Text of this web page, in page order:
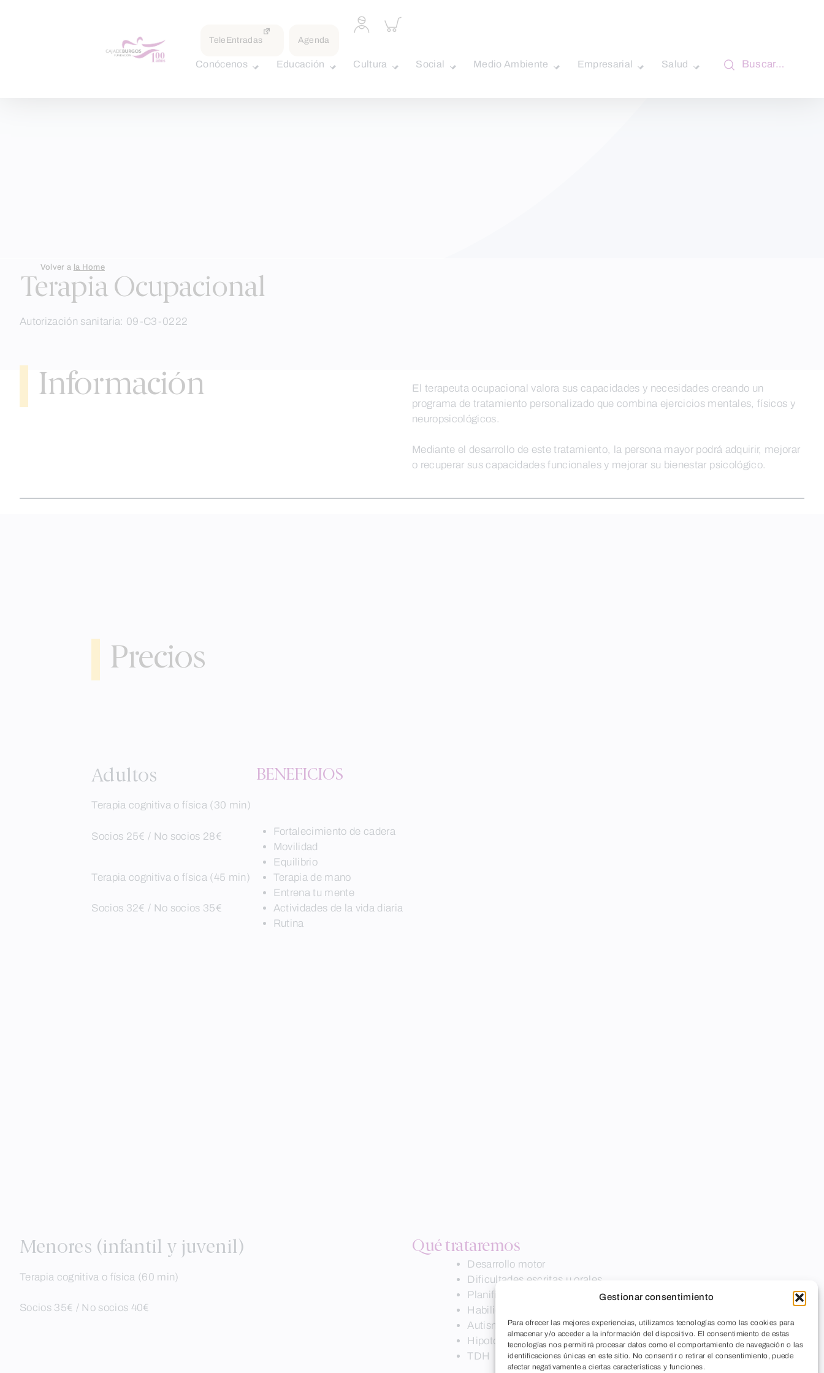
Gestionar consentimiento
Para ofrecer las mejores experiencias, utilizamos tecnologías como las cookies para
almacenar y/o acceder a la información del dispositivo. El consentimiento de estas
tecnologías nos permitirá procesar datos como el comportamiento de navegación o las
identificaciones únicas en este sitio. No consentir o retirar el consentimiento, puede
afectar negativamente a ciertas características y funciones.
content
TeleEntradas Agenda
Acceder
a
Inspeccionar
carrito
Conócenos Educación Cultura Social Medio Ambiente Empresarial Salud Buscar…
Volver a la Home
Terapia Ocupacional
Autorización sanitaria: 09-C3-0222
Información
El terapeuta ocupacional valora sus capacidades y necesidades creando un
programa de tratamiento personalizado que combina ejercicios mentales, físicos y
neuropsicológicos.
Mediante el desarrollo de este tratamiento, la persona mayor podrá adquirir, mejorar
o recuperar sus capacidades funcionales y mejorar su bienestar psicológico.
Precios
Adultos
Terapia cognitiva o física (30 min)
Socios 25€ / No socios 28€
Terapia cognitiva o física (45 min)
Socios 32€ / No socios 35€
BENEFICIOS
Fortalecimiento de cadera
Movilidad
Equilibrio
Terapia de mano
Entrena tu mente
Actividades de la vida diaria
Rutina
Menores (infantil y juvenil)
Terapia cognitiva o física (60 min)
Socios 35€ / No socios 40€
Qué trataremos
Desarrollo motor
Dificultades escritas u orales
Planificación motora
Habilidad de destreza
Autismo
Hipotonía
TDH